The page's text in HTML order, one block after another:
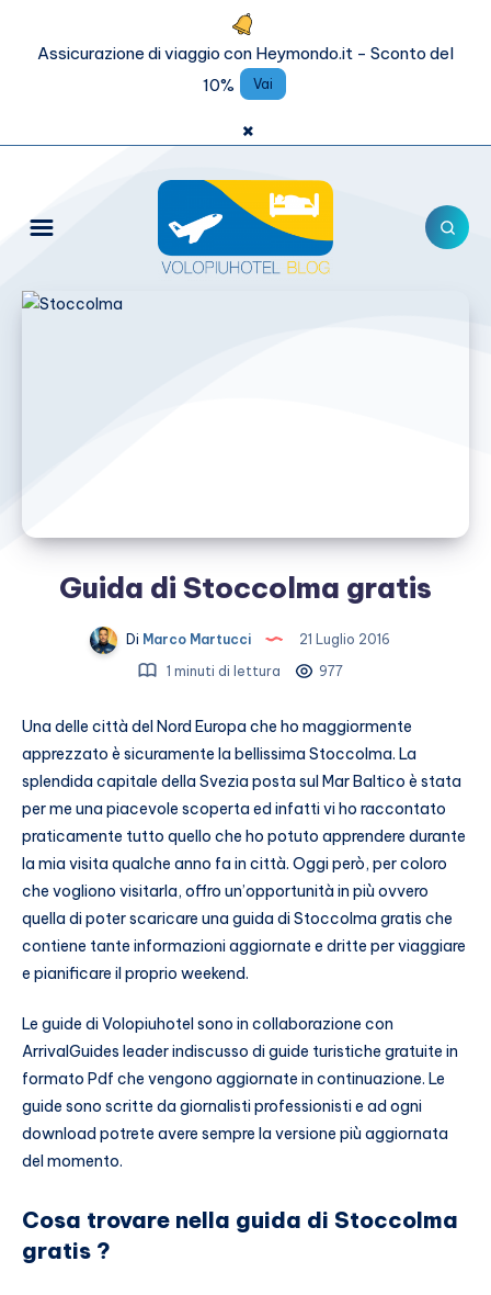
Assicurazione di viaggio con Heymondo.it - Sconto del
10%
Vai
×
Guida di Stoccolma gratis
Di Marco Martucci
21 Luglio 2016
1 minuti di lettura
977
Una delle città del Nord Europa che ho maggiormente
apprezzato è sicuramente la bellissima Stoccolma. La
splendida capitale della Svezia posta sul Mar Baltico è stata
per me una piacevole scoperta ed infatti vi ho raccontato
praticamente tutto quello che ho potuto apprendere durante
la mia visita qualche anno fa in città. Oggi però, per coloro
che vogliono visitarla, offro un’opportunità in più ovvero
quella di poter scaricare una guida di Stoccolma gratis che
contiene tante informazioni aggiornate e dritte per viaggiare
e pianificare il proprio weekend.
Le guide di Volopiuhotel sono in collaborazione con
ArrivalGuides leader indiscusso di guide turistiche gratuite in
formato Pdf che vengono aggiornate in continuazione. Le
guide sono scritte da giornalisti professionisti e ad ogni
download potrete avere sempre la versione più aggiornata
del momento.
Cosa trovare nella guida di Stoccolma
gratis ?